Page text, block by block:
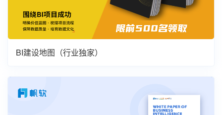
BI建设地图（行业独家）